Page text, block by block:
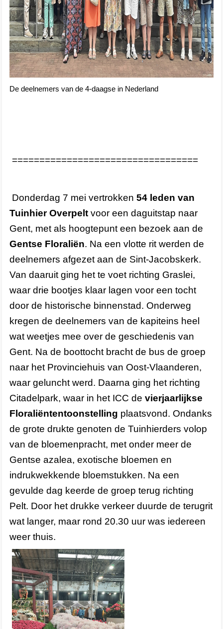
De deelnemers van de 4-daagse in Nederland
==================================
Donderdag 7 mei vertrokken 54 leden van
Tuinhier Overpelt voor een daguitstap naar
Gent, met als hoogtepunt een bezoek aan de
Gentse Floraliën. Na een vlotte rit werden de
deelnemers afgezet aan de Sint-Jacobskerk.
Van daaruit ging het te voet richting Graslei,
waar drie bootjes klaar lagen voor een tocht
door de historische binnenstad. Onderweg
kregen de deelnemers van de kapiteins heel
wat weetjes mee over de geschiedenis van
Gent. Na de boottocht bracht de bus de groep
naar het Provinciehuis van Oost-Vlaanderen,
waar geluncht werd. Daarna ging het richting
Citadelpark, waar in het ICC de vierjaarlijkse
Floraliëntentoonstelling plaatsvond. Ondanks
de grote drukte genoten de Tuinhierders volop
van de bloemenpracht, met onder meer de
Gentse azalea, exotische bloemen en
indrukwekkende bloemstukken. Na een
gevulde dag keerde de groep terug richting
Pelt. Door het drukke verkeer duurde de terugrit
wat langer, maar rond 20.30 uur was iedereen
weer thuis.